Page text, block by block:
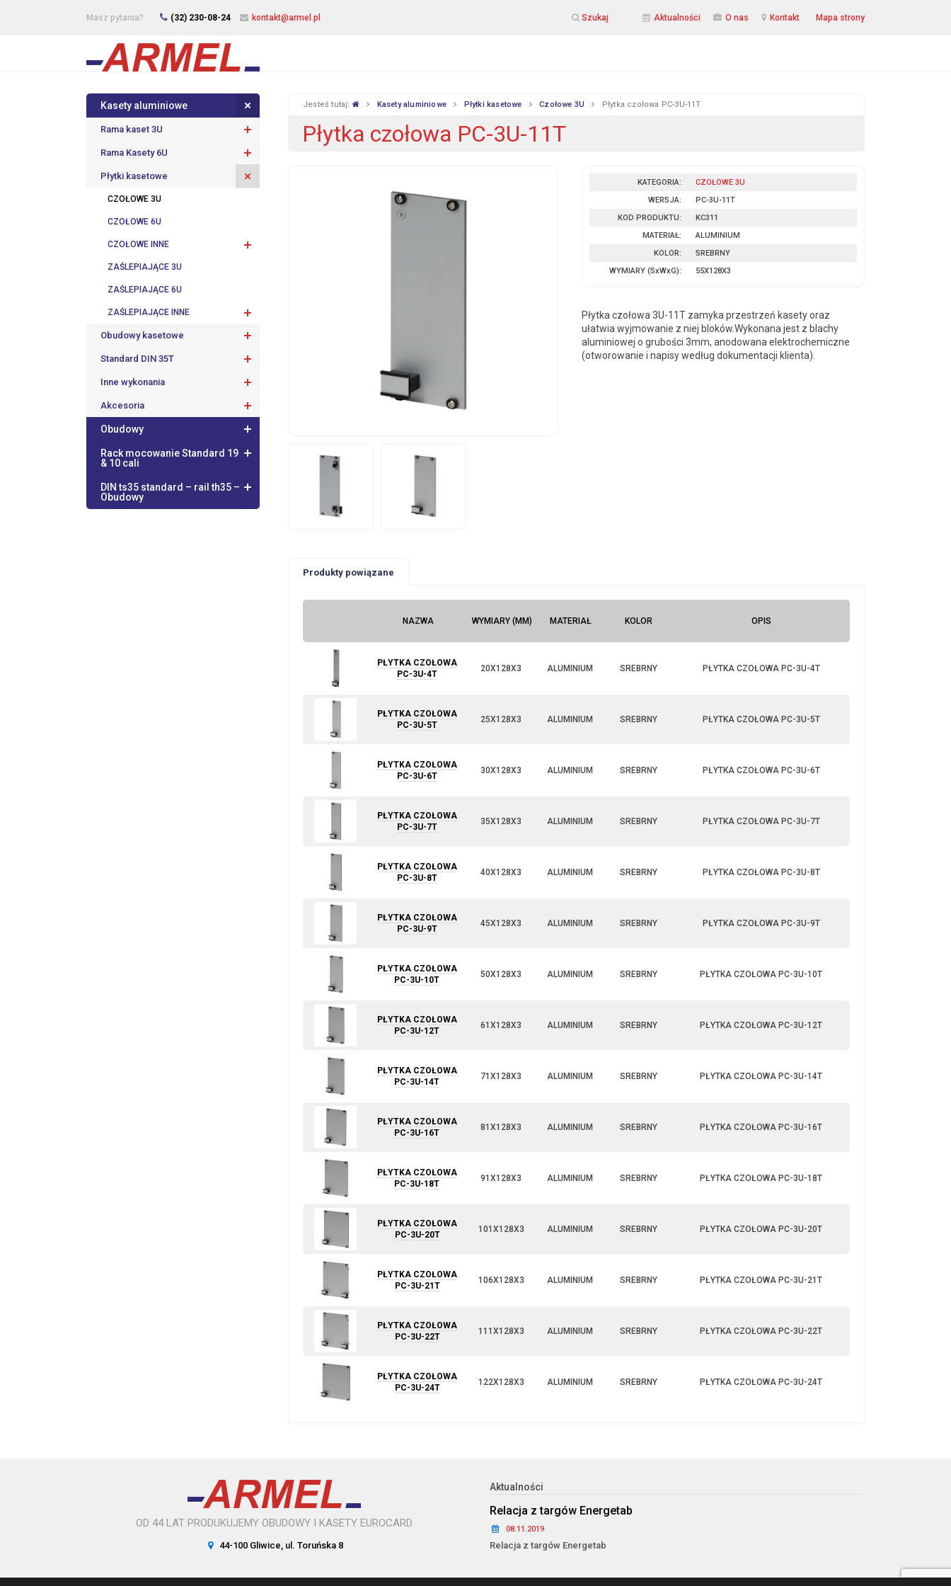
Masz pytania? (32) 230-08-24 kontakt@armel.pl Szukaj Aktualności O nas Kontakt Mapa strony
Kasety aluminiowe
Rama kaset 3U
Rama Kasety 6U
Płytki kasetowe
CZOŁOWE 3U
CZOŁOWE 6U
CZOŁOWE INNE
ZAŚLEPIAJĄCE 3U
ZAŚLEPIAJĄCE 6U
ZAŚLEPIAJĄCE INNE
Obudowy kasetowe
Standard DIN 35T
Inne wykonania
Akcesoria
Obudowy
Rack mocowanie Standard 19
& 10 cali
DIN ts35 standard – rail th35 –
Obudowy
Jesteś tutaj: Kasety aluminiowe Płytki kasetowe Czołowe 3U Płytka czołowa PC-3U-11T
Płytka czołowa PC-3U-11T
KATEGORIA:
CZOŁOWE 3U
WERSJA:
PC-3U-11T
KOD PRODUKTU:
KC311
MATERIAŁ:
ALUMINIUM
KOLOR:
SREBRNY
WYMIARY (SxWxG): 55X128X3
Płytka czołowa 3U-11T zamyka przestrzeń kasety oraz
ułatwia wyjmowanie z niej bloków.Wykonana jest z blachy
aluminiowej o grubości 3mm, anodowana elektrochemiczne
(otworowanie i napisy według dokumentacji klienta).
Produkty powiązane
NAZWA WYMIARY (MM) MATERIAŁ KOLOR OPIS
PŁYTKA CZOŁOWA
PC-3U-4T
20X128X3 ALUMINIUM SREBRNY PŁYTKA CZOŁOWA PC-3U-4T
PŁYTKA CZOŁOWA
PC-3U-5T
25X128X3 ALUMINIUM SREBRNY PŁYTKA CZOŁOWA PC-3U-5T
PŁYTKA CZOŁOWA
PC-3U-6T
30X128X3 ALUMINIUM SREBRNY PŁYTKA CZOŁOWA PC-3U-6T
PŁYTKA CZOŁOWA
PC-3U-7T
35X128X3 ALUMINIUM SREBRNY PŁYTKA CZOŁOWA PC-3U-7T
PŁYTKA CZOŁOWA
PC-3U-8T
40X128X3 ALUMINIUM SREBRNY PŁYTKA CZOŁOWA PC-3U-8T
PŁYTKA CZOŁOWA
PC-3U-9T
45X128X3 ALUMINIUM SREBRNY PŁYTKA CZOŁOWA PC-3U-9T
PŁYTKA CZOŁOWA
PC-3U-10T
50X128X3 ALUMINIUM SREBRNY PŁYTKA CZOŁOWA PC-3U-10T
PŁYTKA CZOŁOWA
PC-3U-12T
61X128X3 ALUMINIUM SREBRNY PŁYTKA CZOŁOWA PC-3U-12T
PŁYTKA CZOŁOWA
PC-3U-14T
71X128X3 ALUMINIUM SREBRNY PŁYTKA CZOŁOWA PC-3U-14T
PŁYTKA CZOŁOWA
PC-3U-16T
81X128X3 ALUMINIUM SREBRNY PŁYTKA CZOŁOWA PC-3U-16T
PŁYTKA CZOŁOWA
PC-3U-18T
91X128X3 ALUMINIUM SREBRNY PŁYTKA CZOŁOWA PC-3U-18T
PŁYTKA CZOŁOWA
PC-3U-20T
101X128X3 ALUMINIUM SREBRNY PŁYTKA CZOŁOWA PC-3U-20T
PŁYTKA CZOŁOWA
PC-3U-21T
106X128X3 ALUMINIUM SREBRNY PŁYTKA CZOŁOWA PC-3U-21T
PŁYTKA CZOŁOWA
PC-3U-22T
111X128X3 ALUMINIUM SREBRNY PŁYTKA CZOŁOWA PC-3U-22T
PŁYTKA CZOŁOWA
PC-3U-24T
122X128X3 ALUMINIUM SREBRNY PŁYTKA CZOŁOWA PC-3U-24T
OD 44 LAT PRODUKUJEMY OBUDOWY I KASETY EUROCARD
44-100 Gliwice, ul. Toruńska 8
Aktualności
Relacja z targów Energetab
08.11.2019
Relacja z targów Energetab